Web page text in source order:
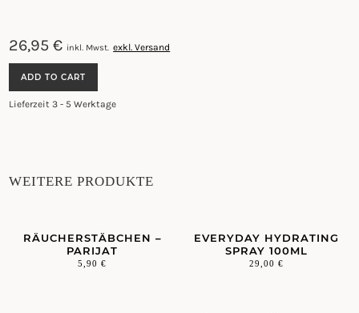
26,95€ inkl. Mwst. exkl. Versand
Lieferzeit 3 - 5 Werktage
JOURNAL
QUANTITY
ADD TO CART
WEITERE PRODUKTE
RÄUCHERSTÄBCHEN –
PARIJAT
5,90€
EVERYDAY HYDRATING
SPRAY 100ML
29,00 €